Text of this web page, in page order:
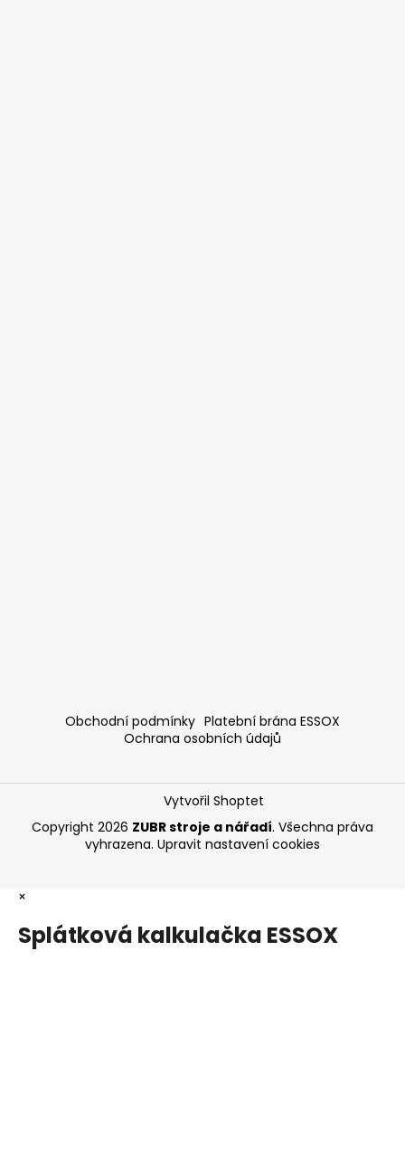
Obchodní podmínky Platební brána ESSOX
Ochrana osobních údajů
Vytvořil Shoptet
Copyright 2026 ZUBR stroje a nářadí. Všechna práva
vyhrazena. Upravit nastavení cookies
×
Splátková kalkulačka ESSOX